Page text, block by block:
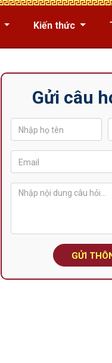
Kiến thức
Gửi câu
GỬI